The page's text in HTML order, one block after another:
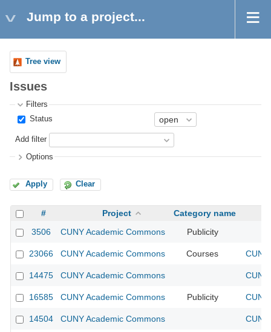
Jump to a project...
Tree view
Issues
Filters
Status
Add filter
Options
Apply Clear
# Project
Category name
3506
CUNY Academic Commons Publicity
23066 CUNY Academic Commons Courses
14475 CUNY Academic Commons
16585 CUNY Academic Commons Publicity
14504 CUNY Academic Commons